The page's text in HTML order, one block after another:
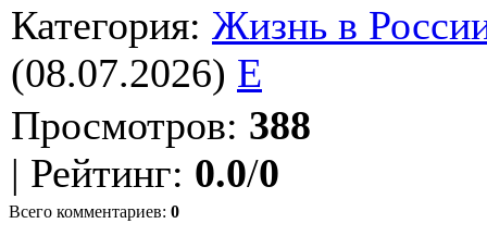
Категория: Жизнь в
(08.07.2026) E
Просмотров: 388
| Рейтинг: 0.0/0
Всего комментариев: 0